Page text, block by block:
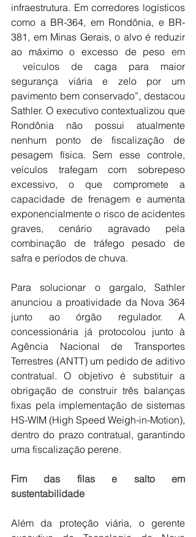
infraestrutura. Em corredores logísticos
como a BR-364, em Rondônia, e BR-
381, em Minas Gerais, o alvo é reduzir
ao máximo o excesso de peso
veículos de caga para maior
segurança viária e zelo por um
pavimento bem conservado”, destacou
Sathler. O executivo contextualizou que
Rondônia não possui atualmente
nenhum ponto de fiscalização de
pesagem física. Sem esse controle,
veículos trafegam com sobrepeso
excessivo, o que compromete a
capacidade de frenagem e aumenta
exponencialmente o risco de acidentes
graves, cenário agravado pela
combinação de tráfego pesado de
safra e períodos de chuva.
Para solucionar o gargalo, Sathler
anunciou a proatividade da Nova 364
junto ao órgão regulador. A
concessionária já protocolou junto à
Agência Nacional de Transportes
Terrestres (ANTT) um pedido de aditivo
contratual. O objetivo é substituir a
obrigação de construir três balanças
fixas pela implementação de sistemas
HS-WIM (High Speed Weigh-in-Motion),
dentro do prazo contratual, garantindo
uma fiscalização perene.
Fim das filas e salto em
sustentabilidade
Além da proteção viária, o gerente